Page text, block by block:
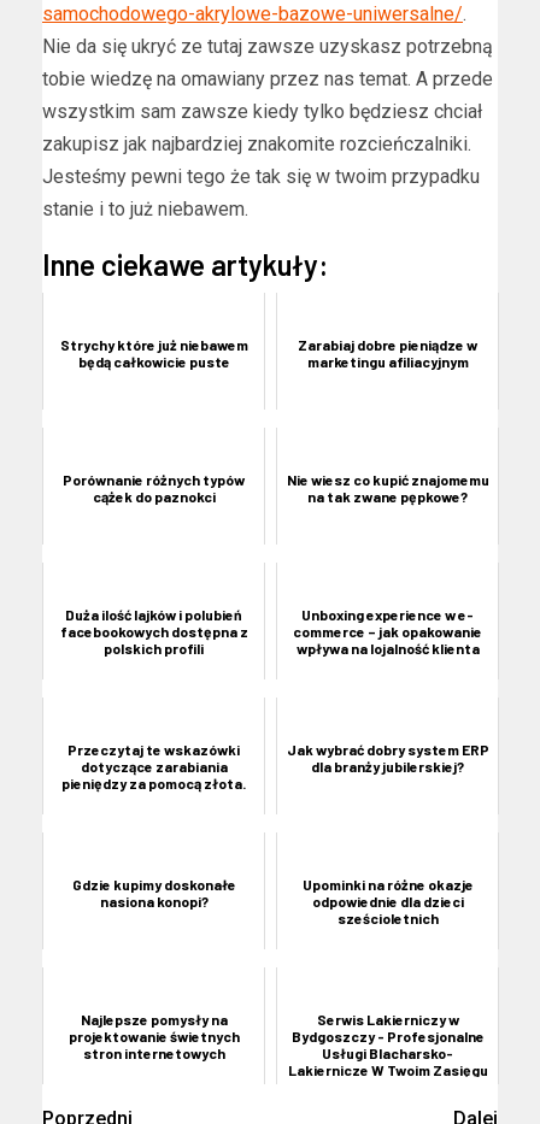
samochodowego-akrylowe-bazowe-uniwersalne/.
Nie da się ukryć ze tutaj zawsze uzyskasz potrzebną
tobie wiedzę na omawiany przez nas temat. A przede
wszystkim sam zawsze kiedy tylko będziesz chciał
zakupisz jak najbardziej znakomite rozcieńczalniki.
Jesteśmy pewni tego że tak się w twoim przypadku
stanie i to już niebawem.
Inne ciekawe artykuły:
Strychy które już niebawem
będą całkowicie puste
Zarabiaj dobre pieniądze w
marketingu afiliacyjnym
Porównanie różnych typów
cążek do paznokci
Nie wiesz co kupić znajomemu
na tak zwane pępkowe?
Duża ilość lajków i polubień
facebookowych dostępna z
polskich profili
Unboxing experience w e-
commerce – jak opakowanie
wpływa na lojalność klienta
Przeczytaj te wskazówki
dotyczące zarabiania
pieniędzy za pomocą złota.
Jak wybrać dobry system ERP
dla branży jubilerskiej?
Gdzie kupimy doskonałe
nasiona konopi?
Upominki na różne okazje
odpowiednie dla dzieci
sześcioletnich
Najlepsze pomysły na
projektowanie świetnych
stron internetowych
Serwis Lakierniczy w
Bydgoszczy - Profesjonalne
Usługi Blacharsko-
Lakiernicze W Twoim Zasięgu
Poprzedni Dalej